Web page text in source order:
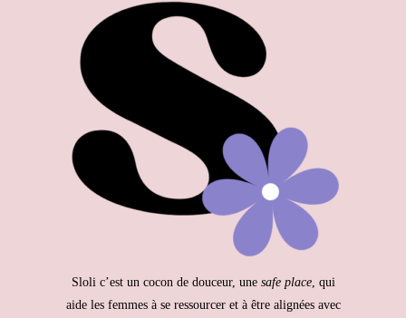
Sloli c’est un cocon de douceur, une safe place, qui
aide les femmes à se ressourcer et à être alignées avec